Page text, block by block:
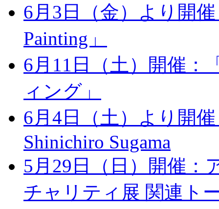
6月3日（金）より開
Painting」
6月11日（土）開催：
ィング」
6月4日（土）より開
Shinichiro Sugama
5月29日（日）開催：
チャリティ展 関連ト